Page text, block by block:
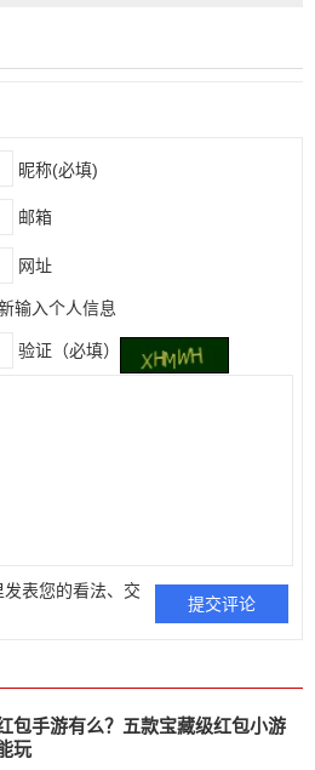
昵称(必填)
邮箱
网址
输入个人信息
验证（必填）
表您的看法、交
包手游有么？五款宝藏级红包小游
玩